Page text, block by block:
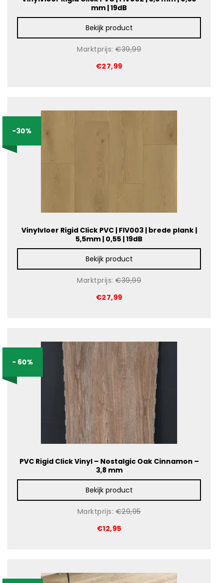
mm | 19dB
Bekijk product
Marktprijs: €39,99
€27,99
Vinylvloer Rigid Click PVC | FIV003 | brede plank |
5,5mm | 0,55 | 19dB
Bekijk product
-30%
Marktprijs: €39,99
€27,99
PVC Rigid Click Vinyl – Nostalgic Oak Cinnamon –
3,8 mm
Bekijk product
- 60%
Marktprijs:€29,95
€12,95